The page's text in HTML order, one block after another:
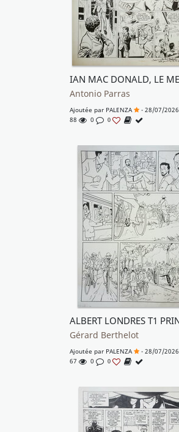
S'inscrire
Antonio Parras
Ajoutée par PALENZA
- 28/07/2026
88
0 0
Gérard Berthelot
Ajoutée par PALENZA
- 28/07/2026
67
0 0